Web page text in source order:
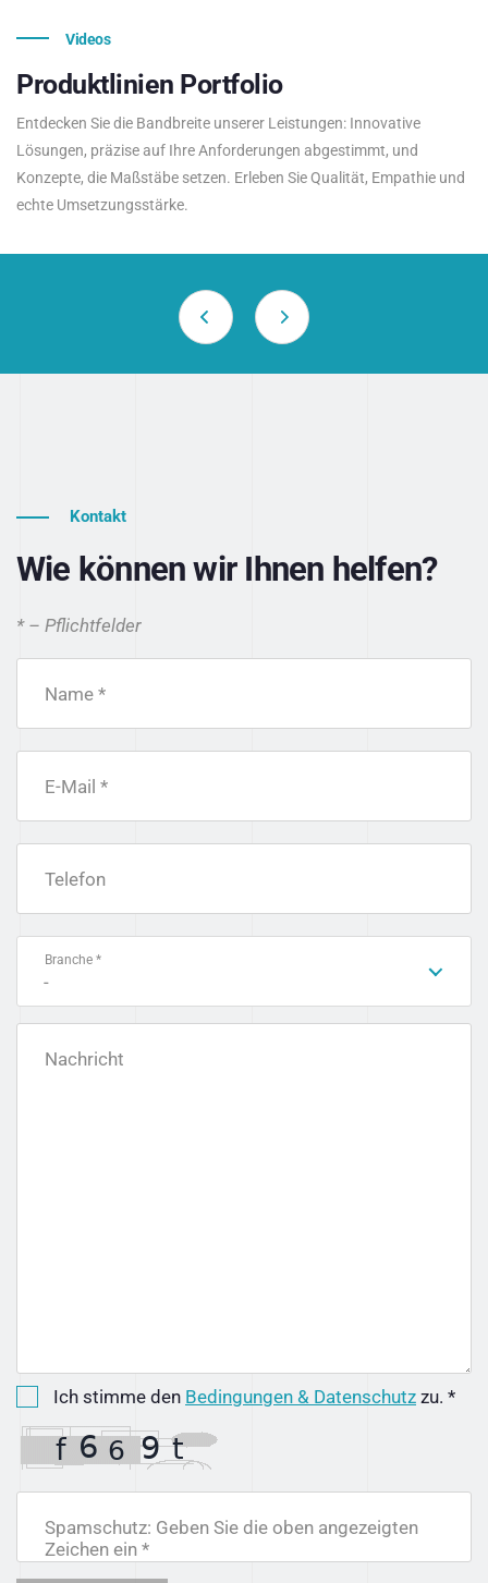
Videos
Produktlinien Portfolio
Entdecken Sie die Bandbreite unserer Leistungen: Innovative
Lösungen, präzise auf Ihre Anforderungen abgestimmt, und
Konzepte, die Maßstäbe setzen. Erleben Sie Qualität, Empathie und
echte Umsetzungsstärke.
Kontakt
Wie können wir Ihnen helfen?
* – Pflichtfelder
Name *
E-Mail *
Telefon
Branche *
-
Nachricht
Ich stimme den Bedingungen & Datenschutz zu. *
Spamschutz: Geben Sie die oben angezeigten
Zeichen ein *